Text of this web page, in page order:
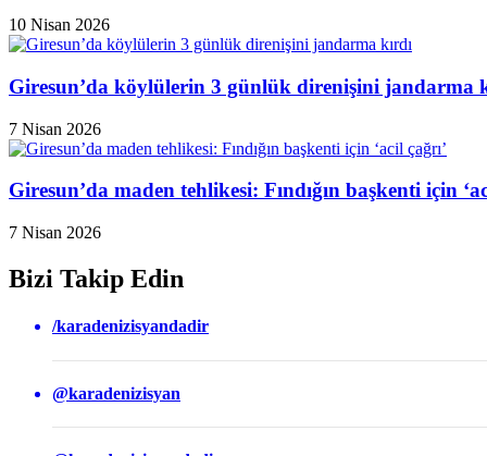
10 Nisan 2026
Giresun’da köylülerin 3 günlük direnişini jandarma
7 Nisan 2026
Giresun’da maden tehlikesi: Fındığın başkenti için
7 Nisan 2026
Bizi Takip Edin
/karadenizisyandadir
@karadenizisyan